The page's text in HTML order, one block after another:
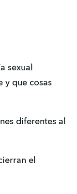
sexual
y que cosas
diferentes al
el